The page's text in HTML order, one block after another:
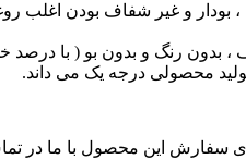
، بودار و غیر شفاف بودن اغلب
بو ( با درصد خلوص ۹۹/۸ درصدی )
محصولی درجه یک می داند.
سفارش این محصول با ما در